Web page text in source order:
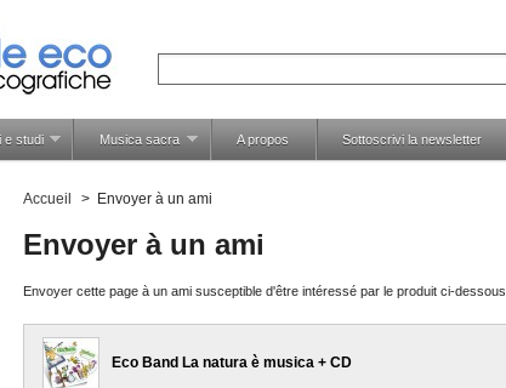
e studi Musica sacra A propos Sottoscrivi la newsletter
Accueil > Envoyer à un ami
Envoyer à un ami
Envoyer cette page à un ami susceptible d'être intéressé par le produit ci-dessous.
Eco Band La natura è musica + CD